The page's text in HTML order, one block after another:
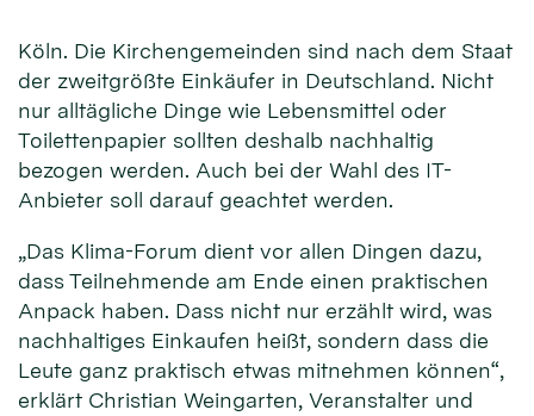
Köln. Die Kirchengemeinden sind nach dem Staat
der zweitgrößte Einkäufer in Deutschland. Nicht
nur alltägliche Dinge wie Lebensmittel oder
Toilettenpapier sollten deshalb nachhaltig
bezogen werden. Auch bei der Wahl des IT-
Anbieter soll darauf geachtet werden.
„Das Klima-Forum dient vor allen Dingen dazu,
dass Teilnehmende am Ende einen praktischen
Anpack haben. Dass nicht nur erzählt wird, was
nachhaltiges Einkaufen heißt, sondern dass die
Leute ganz praktisch etwas mitnehmen können“,
erklärt Christian Weingarten, Veranstalter und